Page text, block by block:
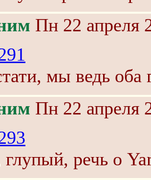
Пн 22 апреля
мы ведь оба
Пн 22 апреля
глупый, речь о